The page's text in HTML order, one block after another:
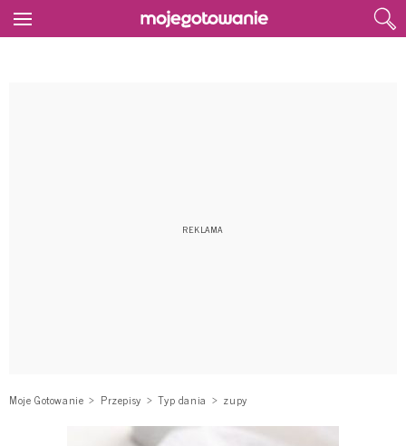
Moje Gotowanie Przepisy Typ dania zupy